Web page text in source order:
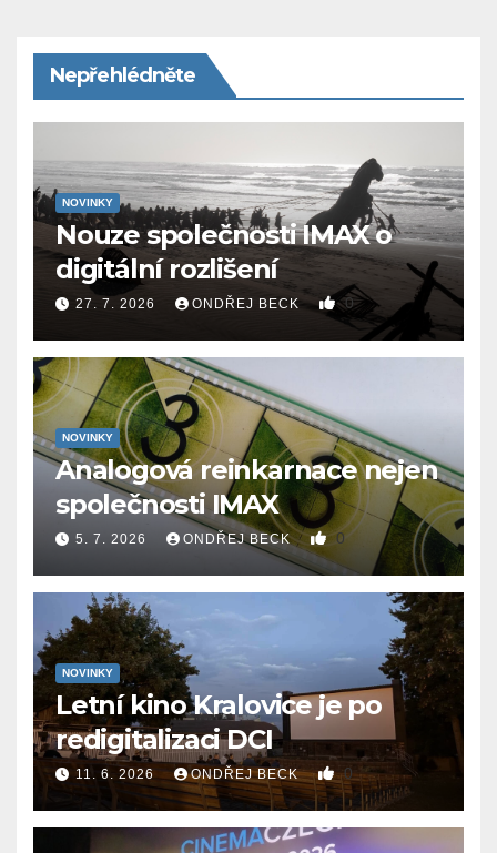
Nepřehlédněte
NOVINKY
Nouze společnosti IMAX o
digitální rozlišení
27. 7. 2026 ONDŘEJ BECK 0
NOVINKY
Analogová reinkarnace nejen
společnosti IMAX
5. 7. 2026 ONDŘEJ BECK 0
NOVINKY
Letní kino Kralovice je po
redigitalizaci DCI
11. 6. 2026 ONDŘEJ BECK 0